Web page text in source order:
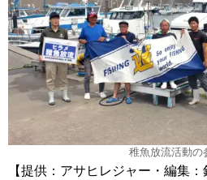
稚魚放流活動の
【提供：アサヒレジャー・編集：